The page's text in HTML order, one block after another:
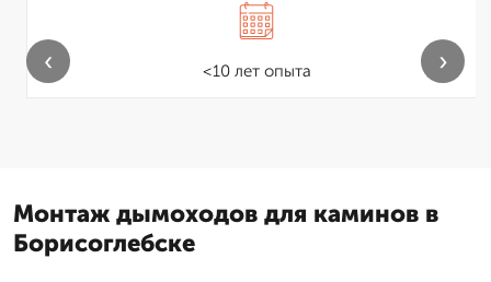
<10 лет опыта
‹ ›
Монтаж дымоходов для каминов в
Борисоглебске